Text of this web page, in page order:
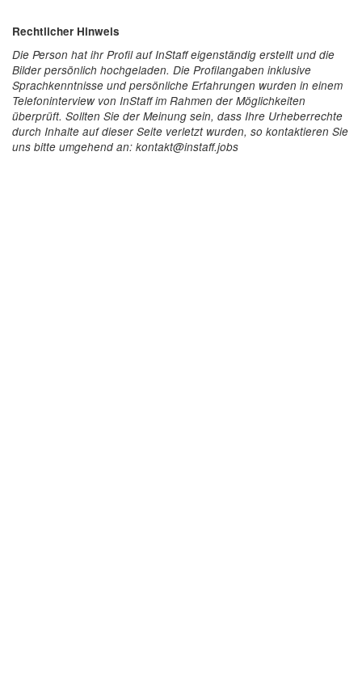
Rechtlicher Hinweis
Die Person hat ihr Profil auf InStaff eigenständig erstellt und die
Bilder persönlich hochgeladen. Die Profilangaben inklusive
Sprachkenntnisse und persönliche Erfahrungen wurden in einem
Telefoninterview von InStaff im Rahmen der Möglichkeiten
überprüft. Sollten Sie der Meinung sein, dass Ihre Urheberrechte
durch Inhalte auf dieser Seite verletzt wurden, so kontaktieren Sie
uns bitte umgehend an: kontakt@instaff.jobs